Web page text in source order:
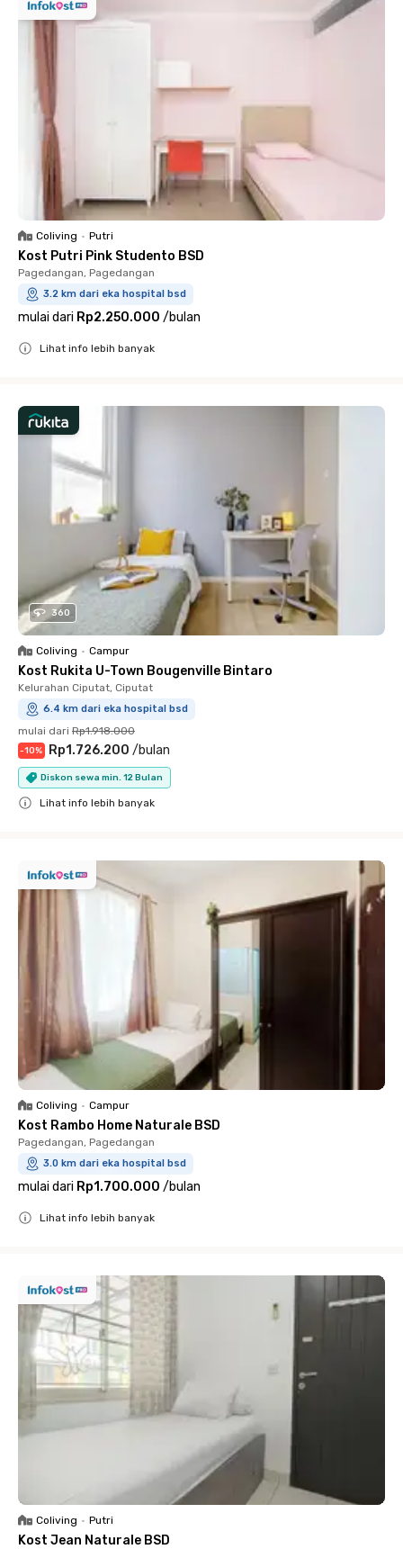
Coliving • Putri
Kost Putri Pink Studento BSD
Pagedangan, Pagedangan
3.2 km dari eka hospital bsd
mulai dari Rp2.250.000 /bulan
Lihat info lebih banyak
360
Coliving • Campur
Kost Rukita U-Town Bougenville Bintaro
Kelurahan Ciputat, Ciputat
6.4 km dari eka hospital bsd
mulai dari Rp1.918.000
-10% Rp1.726.200 /bulan
Diskon sewa min. 12 Bulan
Lihat info lebih banyak
Coliving • Campur
Kost Rambo Home Naturale BSD
Pagedangan, Pagedangan
3.0 km dari eka hospital bsd
mulai dari Rp1.700.000 /bulan
Lihat info lebih banyak
Coliving • Putri
Kost Jean Naturale BSD